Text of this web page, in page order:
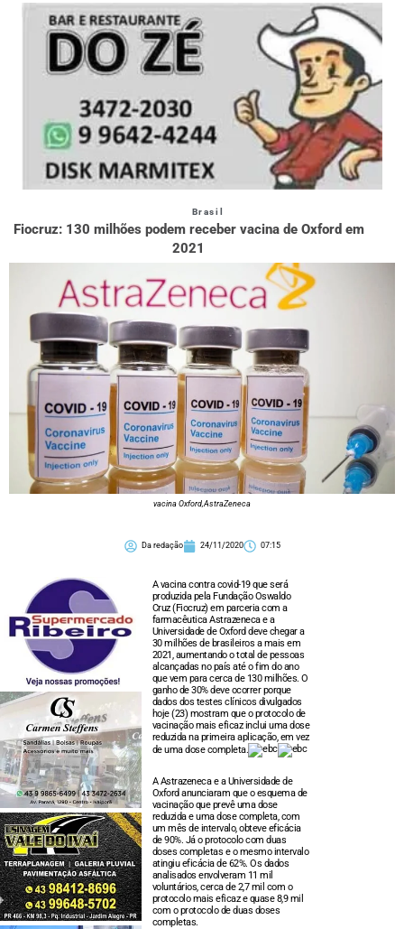
Brasil
Fiocruz: 130 milhões podem receber vacina de Oxford em
2021
vacina Oxford,AstraZeneca
Da redação 24/11/2020 07:15
A vacina contra covid-19 que será
produzida pela Fundação Oswaldo
Cruz (Fiocruz) em parceria com a
farmacêutica Astrazeneca e a
Universidade de Oxford deve chegar a
30 milhões de brasileiros a mais em
2021, aumentando o total de pessoas
alcançadas no país até o fim do ano
que vem para cerca de 130 milhões. O
ganho de 30% deve ocorrer porque
dados dos testes clínicos divulgados
hoje (23) mostram que o protocolo de
vacinação mais eficaz inclui uma dose
reduzida na primeira aplicação, em vez
de uma dose completa.
A Astrazeneca e a Universidade de
Oxford anunciaram que o esquema de
vacinação que prevê uma dose
reduzida e uma dose completa, com
um mês de intervalo, obteve eficácia
de 90%. Já o protocolo com duas
doses completas e o mesmo intervalo
atingiu eficácia de 62%. Os dados
analisados envolveram 11 mil
voluntários, cerca de 2,7 mil com o
protocolo mais eficaz e quase 8,9 mil
com o protocolo de duas doses
completas.